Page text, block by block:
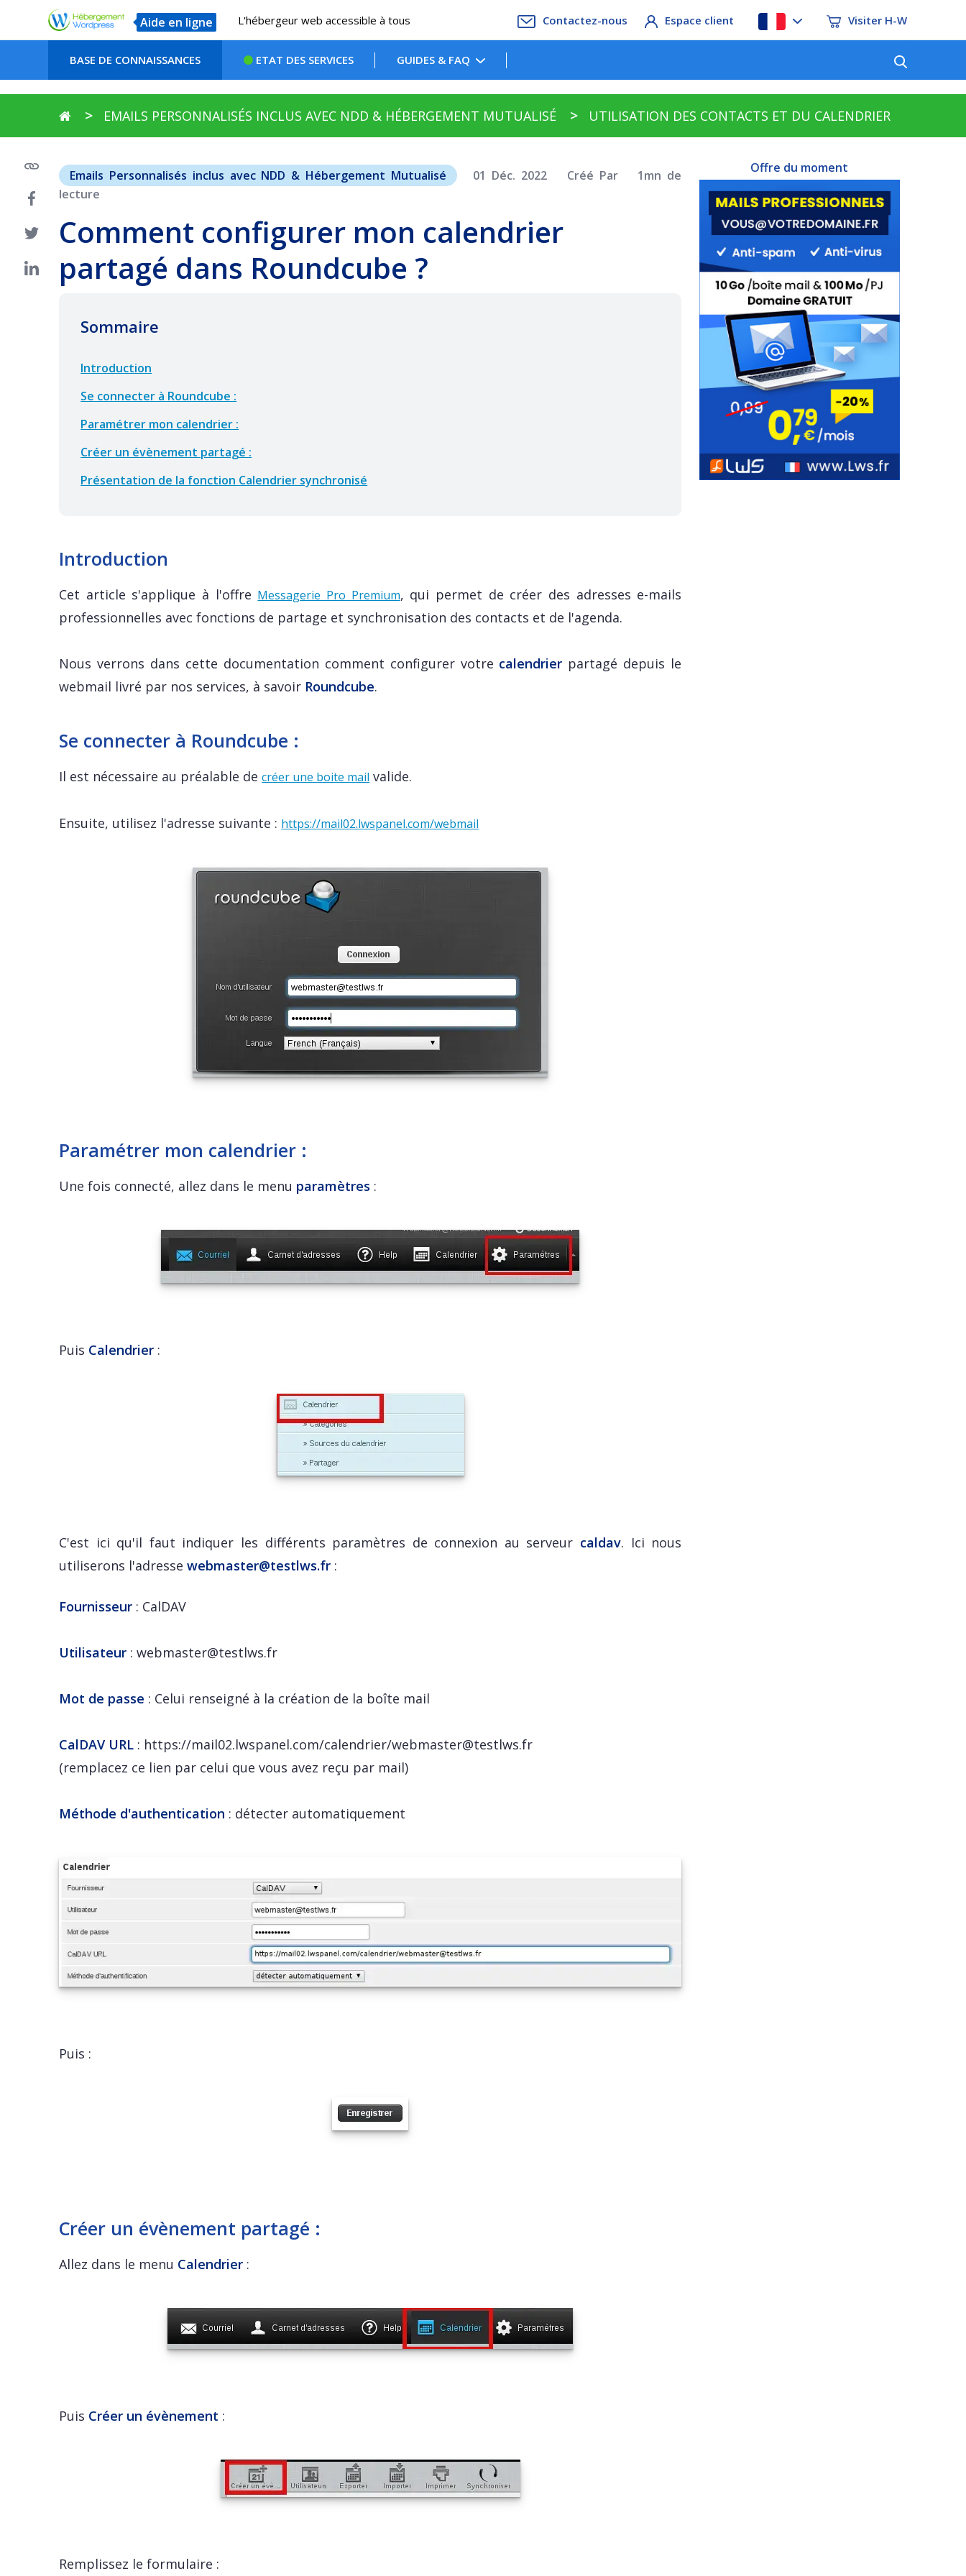
Aide en ligne L'hébergeur web accessible à tous Contactez-nous Espace client Visiter H-W
BASE DE CONNAISSANCES ETAT DES SERVICES GUIDES & FAQ
EMAILS PERSONNALISÉS INCLUS AVEC NDD & HÉBERGEMENT MUTUALISÉ UTILISATION DES CONTACTS ET DU CALENDRIER
Emails Personnalisés inclus avec NDD & Hébergement Mutualisé 01 Déc. 2022 Créé Par
1mn de
lecture
Comment configurer mon calendrier
partagé dans Roundcube ?
Sommaire
Introduction
Se connecter à Roundcube :
Paramétrer mon calendrier :
Créer un évènement partagé :
Présentation de la fonction Calendrier synchronisé
Introduction
Cet article s'applique à l'offre Messagerie Pro Premium, qui permet de créer des adresses e-mails
professionnelles avec fonctions de partage et synchronisation des contacts et de l'agenda.
Nous verrons dans cette documentation comment configurer votre calendrier partagé depuis le
webmail livré par nos services, à savoir Roundcube.
Se connecter à Roundcube :
Il est nécessaire au préalable decréer une boite mail valide.
Ensuite, utilisez l'adresse suivante : https://mail02.lwspanel.com/webmail
Paramétrer mon calendrier :
Une fois connecté, allez dans le menu paramètres :
Puis Calendrier :
C'est ici qu'il faut indiquer les différents paramètres de connexion au serveur caldav. Ici nous
utiliserons l'adressewebmaster@testlws.fr :
Fournisseur : CalDAV
Utilisateur :webmaster@testlws.fr
Mot de passe : Celui renseigné à la création de la boîte mail
CalDAV URL : https://mail02.lwspanel.com/calendrier/webmaster@testlws.fr
(remplacez ce lien par celui que vous avez reçu par mail)
Méthode d'authentication : détecter automatiquement
Puis :
Créer un évènement partagé :
Allez dans le menu Calendrier :
Puis Créer un évènement :
Remplissez le formulaire :
Offre du moment